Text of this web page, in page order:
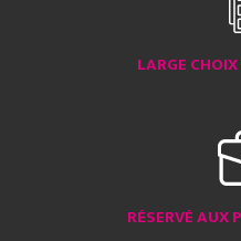
LARGE
RÉSERVÉ AUX